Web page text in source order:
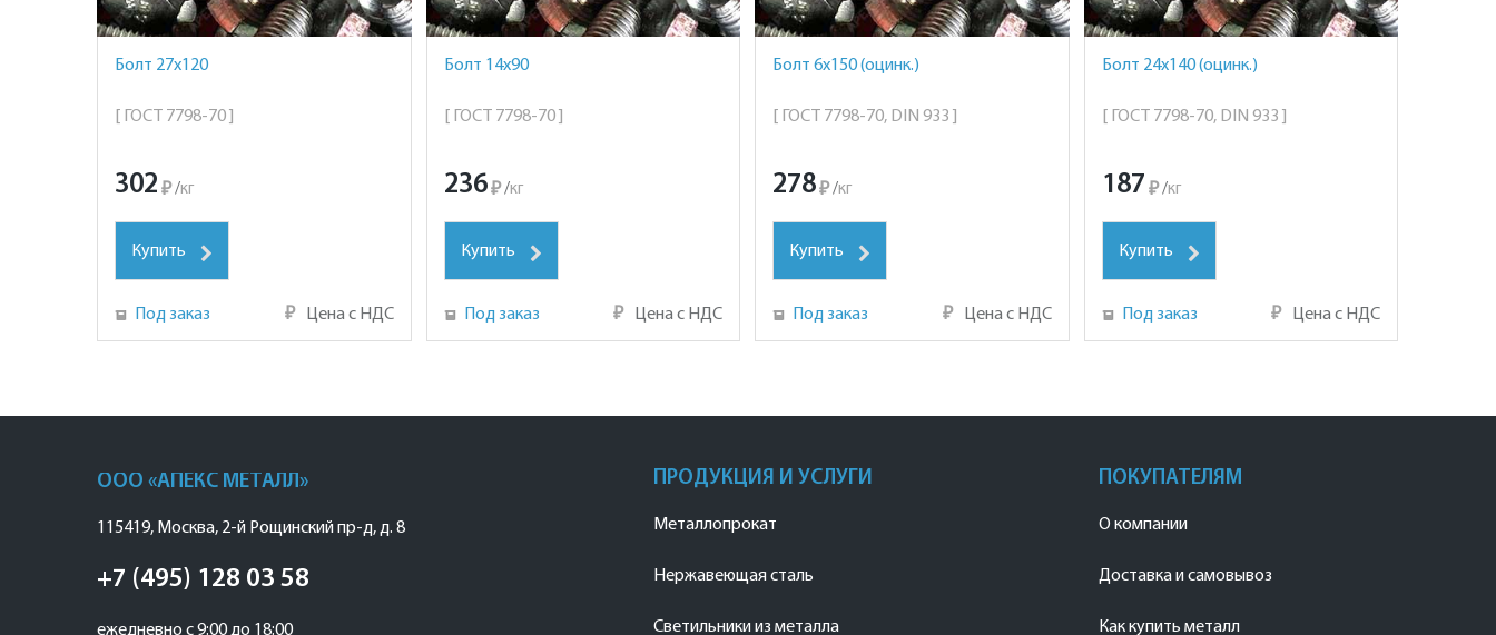
Болт 27х120
[ ГОСТ 7798-70 ]
302 ₽ /кг
Купить
Под заказ ₽ Цена с НДС
Болт 14х90
[ ГОСТ 7798-70 ]
236 ₽ /кг
Купить
Под заказ ₽ Цена с НДС
Болт 6х150 (оцинк.)
[ ГОСТ 7798-70, DIN 933 ]
278₽ /кг
Купить
Под заказ ₽ Цена с НДС
Болт 24х140 (оцинк.)
[ ГОСТ 7798-70, DIN 933 ]
187 ₽ /кг
Купить
Под заказ ₽ Цена с НДС
ООО «АПЕКС МЕТАЛЛ»
115419, Москва, 2-й Рощинский пр-д, д. 8
+7 (495) 128 03 58
ежедневно с 9:00 до 18:00
ПРОДУКЦИЯ И УСЛУГИ
Металлопрокат
Нержавеющая сталь
Светильники из металла
ПОКУПАТЕЛЯМ
О компании
Доставка и самовывоз
Как купить металл